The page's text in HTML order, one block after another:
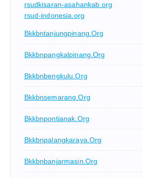
rsudkisaran-asahankab.org
rsud-indonesia.org
Bkkbntanjungpinang.org
Bkkbnpangkalpinang.org
Bkkbnbengkulu.org
Bkkbnsemarang.org
Bkkbnpontianak.org
Bkkbnpalangkaraya.org
Bkkbnbanjarmasin.org